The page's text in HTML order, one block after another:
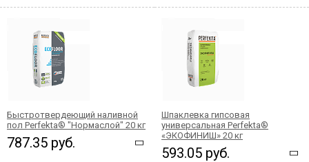
Быстротвердеющий наливной
пол Perfekta® "Нормаслой" 20 кг
787.35 руб.
Шпаклевка гипсовая
универсальная Perfekta®
«ЭКОФИНИШ» 20 кг
593.05 руб.